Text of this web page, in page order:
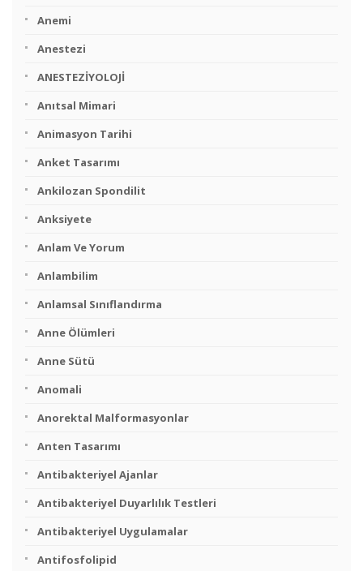
Anemi
Anestezi
ANESTEZİYOLOJİ
Anıtsal Mimari
Animasyon Tarihi
Anket Tasarımı
Ankilozan Spondilit
Anksiyete
Anlam Ve Yorum
Anlambilim
Anlamsal Sınıflandırma
Anne Ölümleri
Anne Sütü
Anomali
Anorektal Malformasyonlar
Anten Tasarımı
Antibakteriyel Ajanlar
Antibakteriyel Duyarlılık Testleri
Antibakteriyel Uygulamalar
Antifosfolipid